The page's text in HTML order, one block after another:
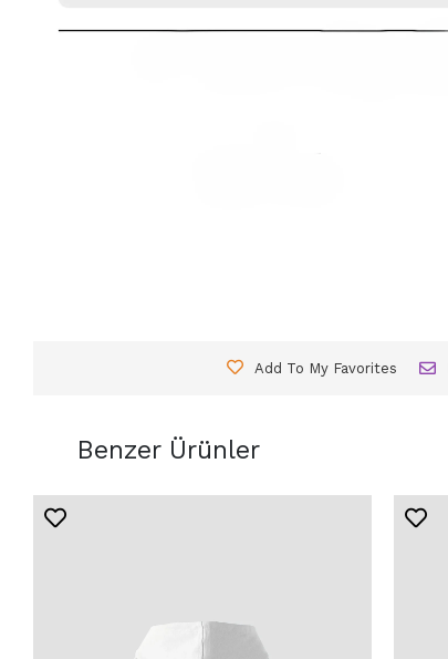
Add To My Favorites
Benzer Ürünler